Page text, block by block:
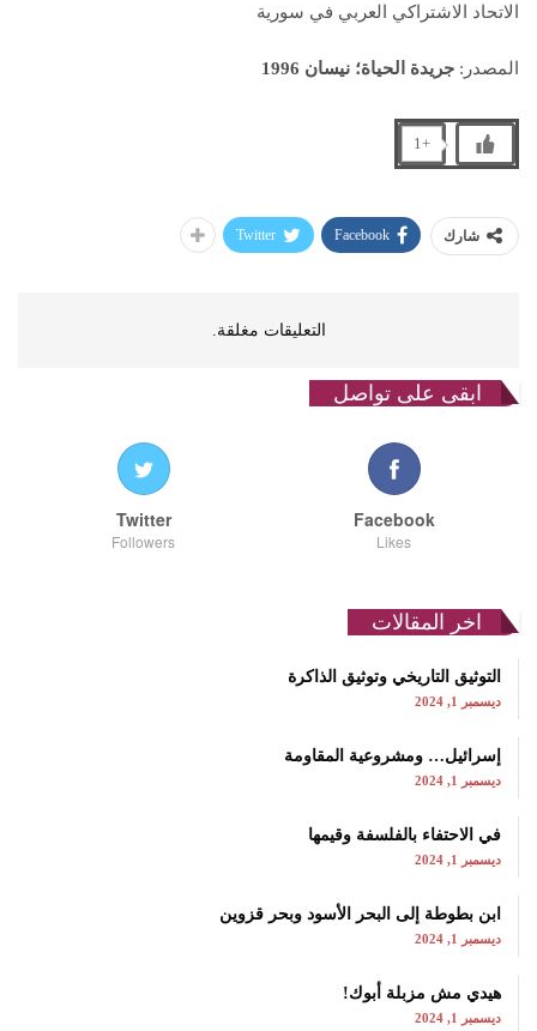
الاتحاد الاشتراكي العربي في سورية
المصدر: جريدة الحياة؛ نيسان 1996
+1
شارك Facebook
Twitter
التعليقات مغلقة.
ابقى على تواصل
Facebook
Likes
Twitter
Followers
اخر المقالات
التوثيق التاريخي وتوثيق الذاكرة
ديسمبر 1, 2024
إسرائيل… ومشروعية المقاومة
ديسمبر 1, 2024
في الاحتفاء بالفلسفة وقيمها
ديسمبر 1, 2024
ابن بطوطة إلى البحر الأسود وبحر قزوين
ديسمبر 1, 2024
هيدي مش مزبلة أبوك!
ديسمبر 1, 2024